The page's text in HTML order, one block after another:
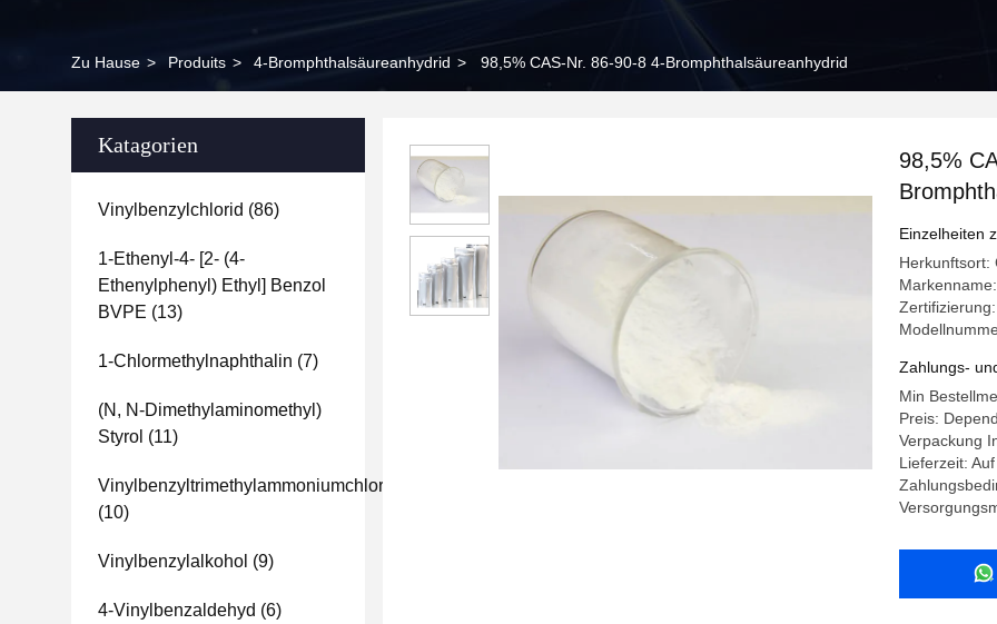
Zu Hause > Produits > 4-Bromphthalsäureanhydrid > 98,5% CAS-Nr. 86-90-8 4-Bromphthalsäureanhydrid
Katagorien
Vinylbenzylchlorid (86)
1-Ethenyl-4- [2- (4-
Ethenylphenyl) Ethyl] Benzol
BVPE (13)
1-Chlormethylnaphthalin (7)
(N, N-Dimethylaminomethyl)
Styrol (11)
Vinylbenzyltrimethylammoniumchlorid
(10)
Vinylbenzylalkohol (9)
4-Vinylbenzaldehyd (6)
98,5%
Einzelheiten
Herkunftsort:
Zahlungs-
Min
Preis:
Verpackung
Lieferzeit: